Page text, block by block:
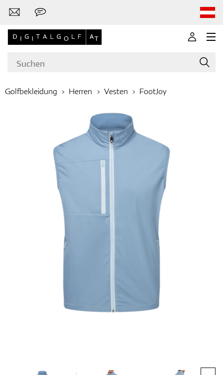
Marken
Golfschläger
Schuhe
Golfbekleidung Herren Vesten FootJoy